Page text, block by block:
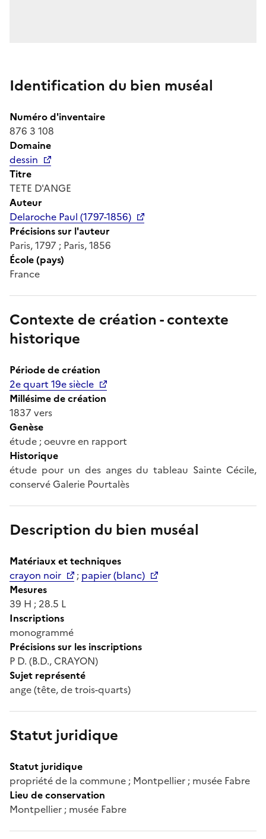
Identification du bien muséal
Numéro d'inventaire
876 3 108
Domaine
dessin
Titre
TETE D'ANGE
Auteur
Delaroche Paul (1797-1856)
Précisions sur l'auteur
Paris, 1797 ; Paris, 1856
École (pays)
France
Contexte de création - contexte
historique
Période de création
2e quart 19e siècle
Millésime de création
1837 vers
Genèse
étude ; oeuvre en rapport
Historique
étude pour un des anges du tableau Sainte Cécile,
conservé Galerie Pourtalès
Description du bien muséal
Matériaux et techniques
crayon noir
; papier (blanc)
Mesures
39 H ; 28.5 L
Inscriptions
monogrammé
Précisions sur les inscriptions
P D. (B.D., CRAYON)
Sujet représenté
ange (tête, de trois-quarts)
Statut juridique
Statut juridique
propriété de la commune ; Montpellier ; musée Fabre
Lieu de conservation
Montpellier ; musée Fabre